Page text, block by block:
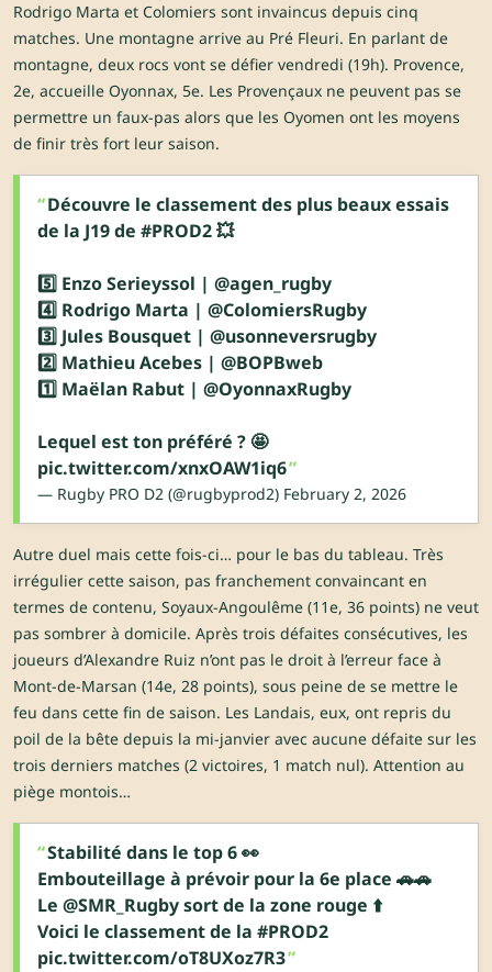
Rodrigo Marta et Colomiers sont invaincus depuis cinq
matches. Une montagne arrive au Pré Fleuri. En parlant de
montagne, deux rocs vont se défier vendredi (19h). Provence,
2e, accueille Oyonnax, 5e. Les Provençaux ne peuvent pas se
permettre un faux-pas alors que les Oyomen ont les moyens
de finir très fort leur saison.
Découvre le classement des plus beaux essais
de la J19 de #PROD2💥
5️⃣ Enzo Serieyssol | @agen_rugby
4️⃣ Rodrigo Marta | @ColomiersRugby
3️⃣ Jules Bousquet | @usonneversrugby
2️⃣ Mathieu Acebes | @BOPBweb
1️⃣ Maëlan Rabut | @OyonnaxRugby
Lequel est ton préféré ? 🤩
pic.twitter.com/xnxOAW1iq6
— Rugby PRO D2 (@rugbyprod2) February 2, 2026
Autre duel mais cette fois-ci… pour le bas du tableau. Très
irrégulier cette saison, pas franchement convaincant en
termes de contenu, Soyaux-Angoulême (11e, 36 points) ne veut
pas sombrer à domicile. Après trois défaites consécutives, les
joueurs d’Alexandre Ruiz n’ont pas le droit à l’erreur face à
Mont-de-Marsan (14e, 28 points), sous peine de se mettre le
feu dans cette fin de saison. Les Landais, eux, ont repris du
poil de la bête depuis la mi-janvier avec aucune défaite sur les
trois derniers matches (2 victoires, 1 match nul). Attention au
piège montois…
Stabilité dans le top 6 👀
Embouteillage à prévoir pour la 6e place 🚗🚗
Le @SMR_Rugbysort de la zone rouge ⬆️
Voici le classement de la #PROD2
pic.twitter.com/oT8UXoz7R3